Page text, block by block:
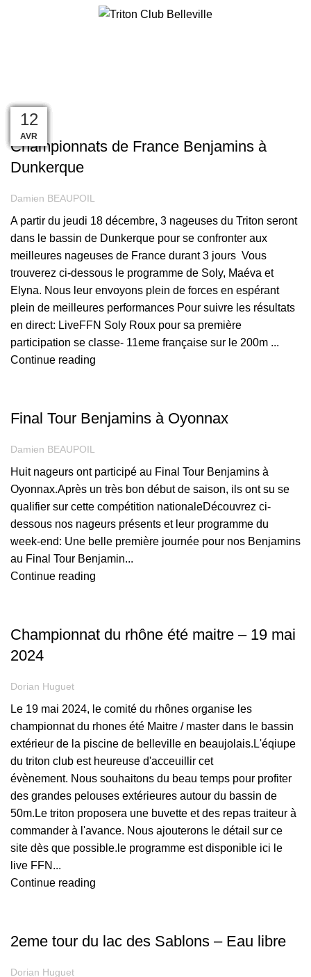
18
DÉC
COMPÉTITION
Championnats de France Benjamins à
Dunkerque
Damien BEAUPOIL
A partir du jeudi 18 décembre, 3 nageuses du Triton seront
dans le bassin de Dunkerque pour se confronter aux
meilleures nageuses de France durant 3 jours Vous
trouverez ci-dessous le programme de Soly, Maéva et
Elyna. Nous leur envoyons plein de forces en espérant
plein de meilleures performances Pour suivre les résultats
en direct: LiveFFN Soly Roux pour sa première
participation se classe- 11eme française sur le 200m ...
Continue reading
07
DÉC
Final Tour Benjamins à Oyonnax
Damien BEAUPOIL
Huit nageurs ont participé au Final Tour Benjamins à
Oyonnax.Après un très bon début de saison, ils ont su se
qualifier sur cette compétition nationaleDécouvrez ci-
dessous nos nageurs présents et leur programme du
week-end: Une belle première journée pour nos Benjamins
au Final Tour Benjamin...
Continue reading
06
AVR
Championnat du rhône été maitre – 19 mai
2024
Dorian Huguet
Le 19 mai 2024, le comité du rhônes organise les
championnat du rhones été Maitre / master dans le bassin
extérieur de la piscine de belleville en beaujolais.L'éqiupe
du triton club est heureuse d'acceuillir cet
évènement. Nous souhaitons du beau temps pour profiter
des grandes pelouses extérieures autour du bassin de
50m.Le triton proposera une buvette et des repas traiteur à
commander à l'avance. Nous ajouterons le détail sur ce
site dès que possible.le programme est disponible ici le
live FFN...
Continue reading
17
JUIN
2eme tour du lac des Sablons – Eau libre
Dorian Huguet
15
NOV
16
OCT
01
SEP
01
SEP
12
AVR
12
AVR